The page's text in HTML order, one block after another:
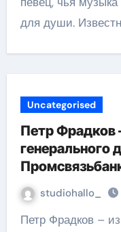
для души.
Uncategorised
Петр Фрадков
генерального
банковской
studiohallo_
Петр Фрадков – известная фигура в сфере